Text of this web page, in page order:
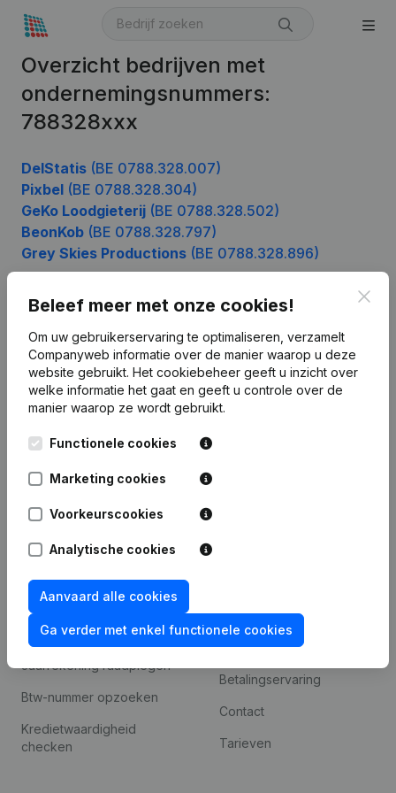
Overzicht bedrijven met
ondernemingsnummers:
788328xxx
DelStatis (BE 0788.328.007)
Pixbel (BE 0788.328.304)
GeKo Loodgieterij (BE 0788.328.502)
BeonKob (BE 0788.328.797)
Grey Skies Productions (BE 0788.328.896)
Beleef meer met onze cookies!
Om uw gebruikerservaring te optimaliseren, verzamelt
Companyweb informatie over de manier waarop u deze
website gebruikt. Het cookiebeheer geeft u inzicht over
welke informatie het gaat en geeft u controle over de
manier waarop ze wordt gebruikt.
Functionele cookies
Marketing cookies
Voorkeurscookies
Analytische cookies
Aanvaard alle cookies
Ga verder met enkel functionele cookies
Nederlands
Kantorenpark Everest
248D,
Bedrijfsinformatie
Monitoring
Spotlight
Compliance &
fraudepreventie
Jaarrekening raadplegen
Btw-nummer opzoeken
Kredietwaardigheid
checken
Integraties
Integraties op maat
Betalingservaring
Contact
Tarieven